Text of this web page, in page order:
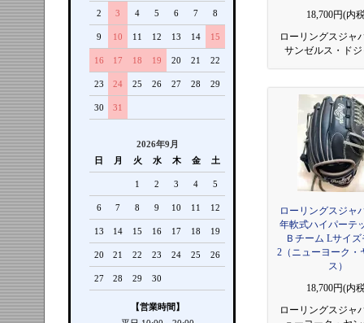
2 3 4 5 6 7 8
9 10 11 12 13 14 15
16 17 18 19 20 21 22
23 24 25 26 27 28 29
30 31
2026年9月
日
月 火 水 木 金 土
1 2 3 4 5
6 7 8 9 10 11 12
13 14 15 16 17 18 19
20 21 22 23 24 25 26
27 28 29 30
【営業時間】
18,700円(内
ローリングスジ
サンゼルス・ド
ローリングスジ
年軟式ハイパーテ
Ｂチーム Lサイ
2（ニューヨーク・
ス）
18,700円(内
ローリングスジ